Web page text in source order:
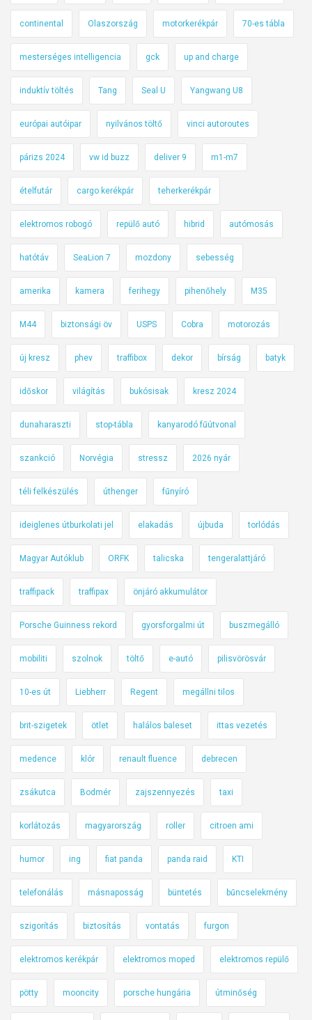
continental Olaszország motorkerékpár 70-es tábla
mesterséges intelligencia gck up and charge
induktív töltés Tang Seal U Yangwang U8
európai autóipar nyilvános töltő vinci autoroutes
párizs 2024 vw id buzz deliver 9 m1-m7
ételfutár cargo kerékpár teherkerékpár
elektromos robogó repülő autó hibrid autómosás
hatótáv SeaLion 7 mozdony sebesség
amerika kamera ferihegy pihenőhely M35
M44 biztonsági öv USPS Cobra motorozás
új kresz phev traffibox dekor bírság batyk
időskor világítás bukósisak kresz 2024
dunaharaszti stop-tábla kanyarodó fűútvonal
szankció Norvégia stressz 2026 nyár
téli felkészülés úthenger fűnyíró
ideiglenes útburkolati jel elakadás újbuda torlódás
Magyar Autóklub ORFK talicska tengeralattjáró
traffipack traffipax önjáró akkumulátor
Porsche Guinness rekord gyorsforgalmi út buszmegálló
mobiliti szolnok töltő e-autó pilisvörösvár
10-es út Liebherr Regent megállni tilos
brit-szigetek ötlet halálos baleset ittas vezetés
medence klór renault fluence debrecen
zsákutca Bodmér zajszennyezés taxi
korlátozás magyarország roller citroen ami
humor ing fiat panda panda raid KTI
telefonálás másnaposság büntetés bűncselekmény
szigorítás biztosítás vontatás furgon
elektromos kerékpár elektromos moped elektromos repülő
pötty mooncity porsche hungária útminőség